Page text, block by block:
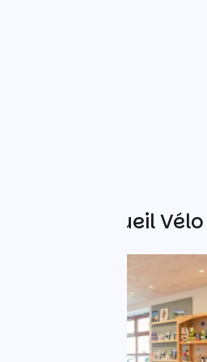
Autres Accueil